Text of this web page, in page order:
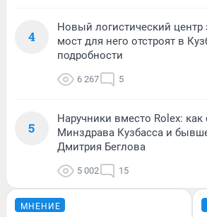
4
Новый логистический центр
мост для него отстроят в
подробности
6 267 5
5
Наручники вместо Rolex: как
Минздрава Кузбасса и
Дмитрия Беглова
5 002 15
МНЕНИЕ